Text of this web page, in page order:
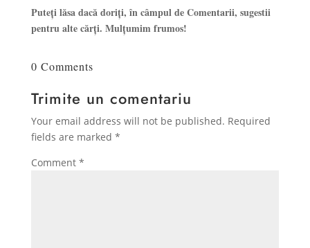
Puteți lăsa dacă doriți, în câmpul de Comentarii, sugestii
pentru alte cărți. Mulțumim frumos!
0 Comments
Trimite un comentariu
Your email address will not be published. Required
fields are marked *
Comment *